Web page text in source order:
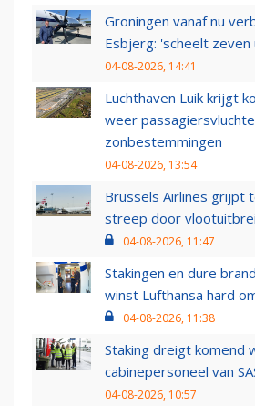
Groningen vanaf nu
Esbjerg: 'scheelt zeven
04-08-2026, 14:41
Luchthaven Luik krijgt
weer
zonbestemmingen
04-08-2026, 13:54
Brussels Airlines grijpt
streep door
04-08-2026, 11:47
Stakingen en dure
winst Lufthansa hard
04-08-2026, 11:38
Staking dreigt komend
cabinepersoneel van
04-08-2026, 10:57